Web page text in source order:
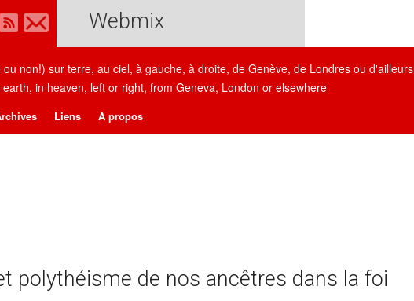
Webmix
non!) sur terre, au ciel, à gauche, à droite, de Genève, de Londres ou d'ailleurs
in heaven, left or right, from Geneva, London or elsewhere
Liens A propos
polythéisme de nos ancêtres dans la foi